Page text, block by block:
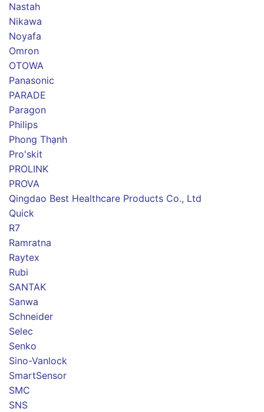
Nastah
Nikawa
Noyafa
Omron
OTOWA
Panasonic
PARADE
Paragon
Philips
Phong Thạnh
Pro'skit
PROLINK
PROVA
Qingdao Best Healthcare Products Co., Ltd
Quick
R7
Ramratna
Raytex
Rubi
SANTAK
Sanwa
Schneider
Selec
Senko
Sino-Vanlock
SmartSensor
SMC
SNS